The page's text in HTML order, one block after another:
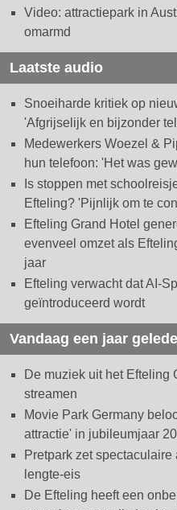
Video: attractiepark in
omarmd
Laatste audio
Snoeiharde kritiek op
'Afgrijselijk en bijzonder
Medewerkers Woezel &
hun telefoon: 'Het was
Is stoppen met
Efteling? 'Pijnlijk om te
Efteling Grand Hotel
evenveel omzet als
jaar
Efteling verwacht dat AI-
geïntroduceerd wordt
Vandaag een jaar
De muziek uit het Efteling
streamen
Movie Park Germany
attractie' in jubileumjaar
Pretpark zet
lengte-eis
De Efteling heeft een